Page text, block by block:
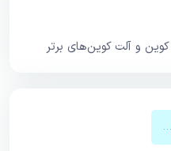
و آلت کوین‌های برتر
تحلیل روزانه ارزهای دیجیتال